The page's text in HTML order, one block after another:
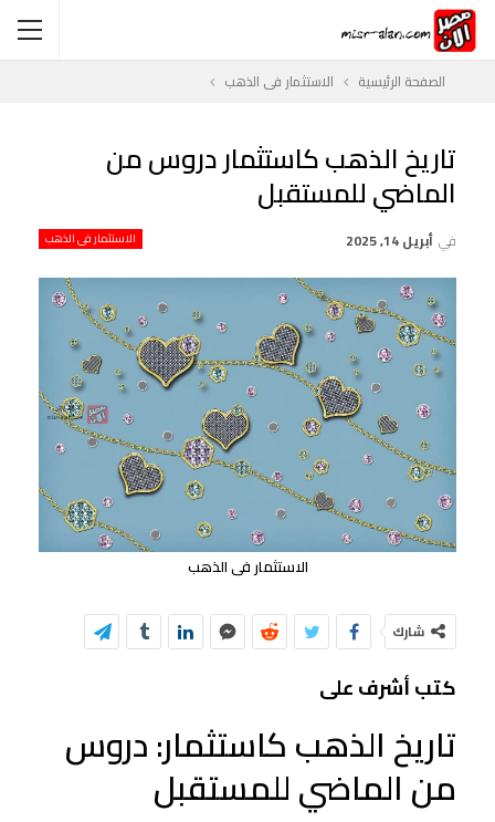
الصفحة الرئيسية الاستثمار فى الذهب
تاريخ الذهب كاستثمار دروس من
الماضي للمستقبل
الاستثمار فى الذهب في أبريل 14, 2025
الاستثمار فى الذهب
شارك
كتب أشرف على
تاريخ الذهب كاستثمار: دروس
من الماضي للمستقبل